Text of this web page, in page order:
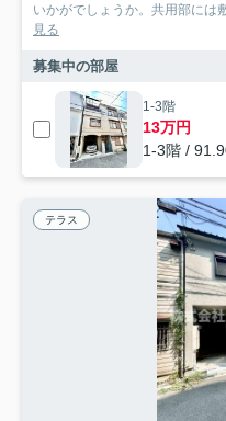
いかがでしょうか。共用部には
見る
募集中の部屋
1-3階
13万円
1-3階 /
テラス